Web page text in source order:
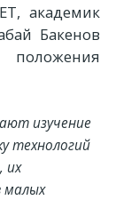
академик
Бакенов
изучение
технологий
их
малых